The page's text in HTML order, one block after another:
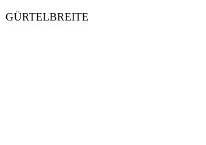
GÜRTELBREITE